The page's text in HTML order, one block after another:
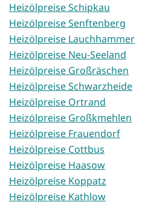
Heizölpreise Schipkau
Heizölpreise Senftenberg
Heizölpreise Lauchhammer
Heizölpreise Neu-Seeland
Heizölpreise Großräschen
Heizölpreise Schwarzheide
Heizölpreise Ortrand
Heizölpreise Großkmehlen
Heizölpreise Frauendorf
Heizölpreise Cottbus
Heizölpreise Haasow
Heizölpreise Koppatz
Heizölpreise Kathlow